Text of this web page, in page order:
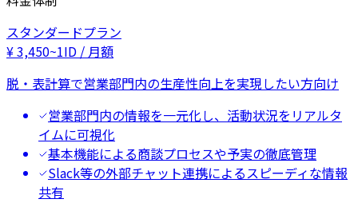
スタンダードプラン
¥3,450~1ID / 月額
脱・表計算で営業部門内の生産性向上を実現したい方向け
営業部門内の情報を一元化し、活動状況をリアルタ
イムに可視化
基本機能による商談プロセスや予実の徹底管理
Slack等の外部チャット連携によるスピーディな情報
共有